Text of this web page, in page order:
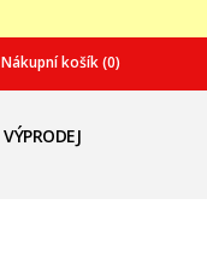
Nákupní košík(0)
VÝPRODEJ